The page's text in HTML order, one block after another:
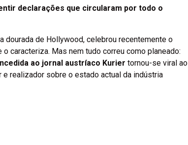
declarações que circularam por todo o
dourada de Hollywood, celebrou recentemente o
caracteriza. Mas nem tudo correu como planeado:
ao jornal austríaco Kurier tornou-se viral ao
realizador sobre o estado actual da indústria